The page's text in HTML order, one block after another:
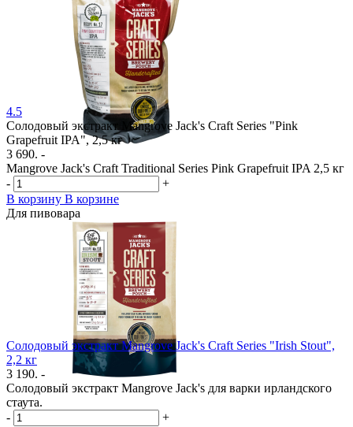
4.5
Солодовый экстракт Mangrove Jack's Craft Series "Pink
Grapefruit IPA", 2,5 кг
3 690. -
Mangrove Jack's Craft Traditional Series Pink Grapefruit IPA 2,5 кг
-
+
В корзину В корзине
Для пивовара
Солодовый экстракт Mangrove Jack's Craft Series "Irish Stout",
2,2 кг
3 190. -
Солодовый экстракт Mangrove Jack's для варки ирландского
стаута.
-
+